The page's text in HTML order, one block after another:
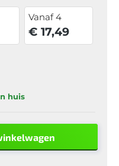
Vanaf 4
€ 17,49
huis